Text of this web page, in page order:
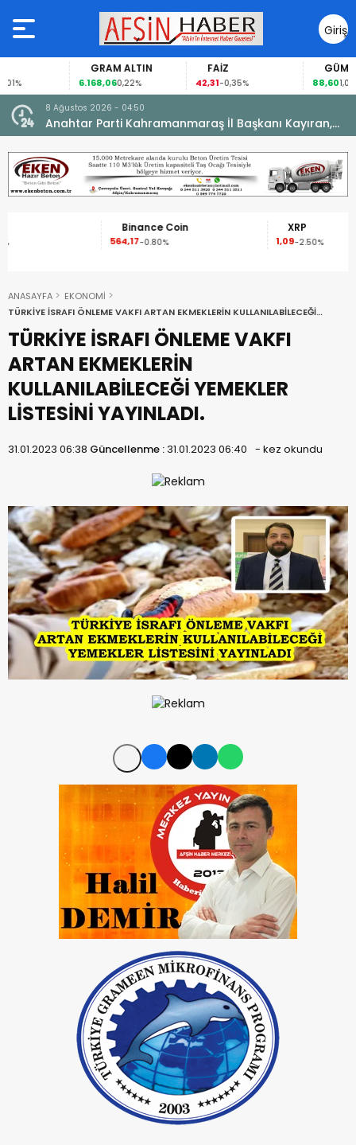
Giriş
Yap
GRAM ALTIN
6.168,06 0,22%
FAİZ
42,31
GÜMÜŞ GRAM
88,60
8 Ağustos 2026 - 04:50
Anahtar Parti Kahramanmaraş İl Başkanı Kayıran,
Afşin Teşkilatı ile buluştu.
ANASAYFA
EKONOMİ
TÜRKİYE İSRAFI ÖNLEME VAKFI ARTAN EKMEKLERİN KULLANILABİLECEĞİ
YEMEKLER LİSTESİNİ YAYINLADI.
TÜRKİYE İSRAFI ÖNLEME VAKFI
ARTAN EKMEKLERİN
KULLANILABİLECEĞİ YEMEKLER
LİSTESİNİ YAYINLADI.
31.01.2023 06:38 Güncellenme :31.01.2023 06:40 - kez okundu